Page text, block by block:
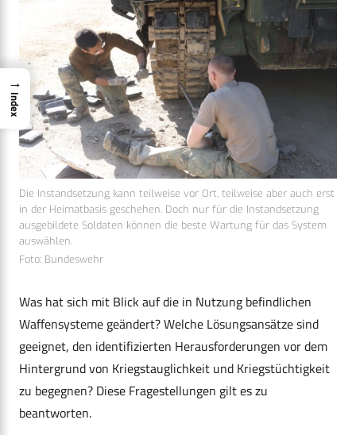
Die Instandsetzung kann teilweise vor Ort, teilweise aber auch erst
in der Heimatbasis geschehen. Doch nur für die Instandsetzung
ausgebildete Soldaten können die beste Wartung für das System
auswählen.
Foto: Bundeswehr
Was hat sich mit Blick auf die in Nutzung befindlichen
Waffensysteme geändert? Welche Lösungsansätze sind
geeignet, den identifizierten Herausforderungen vor dem
Hintergrund von Kriegstauglichkeit und Kriegstüchtigkeit
zu begegnen? Diese Fragestellungen gilt es zu
beantworten.
→
Index